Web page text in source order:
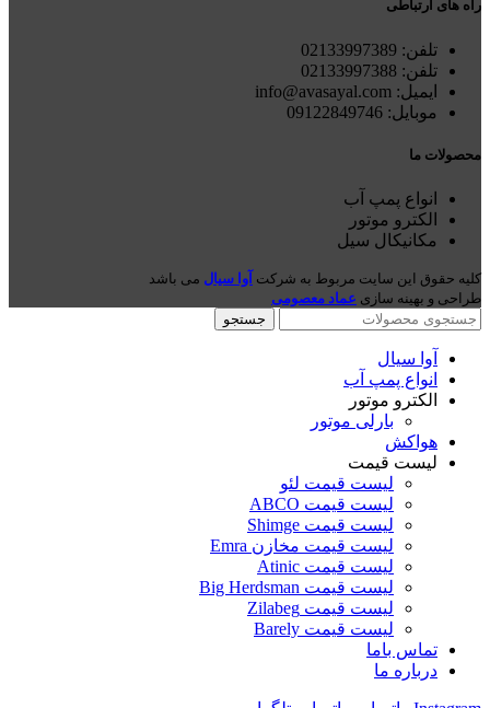
راه های ارتباطی
تلفن: 021 33997389
تلفن:
ایمیل: info@avasayal.com
موبایل: 09122849746
محصولات ما
انواع پمپ آب
الکترو موتور
مکانیکال سیل
کلیه حقوق این سایت مربوط به شرکت آوا سیال می باشد
طراحی و بهینه سازی عماد معصومی
جستجو
آوا سیال
انواع پمپ آب
الکترو موتور
بارلی موتور
هواکش
لیست قیمت
لیست قیمت لئو
لیست قیمت ABCO
لیست قیمت Shimge
لیست قیمت مخازن Emra
لیست قیمت Atinic
لیست قیمت Big Herdsman
لیست قیمت Zilabeg
لیست قیمت Barely
تماس باما
درباره ما